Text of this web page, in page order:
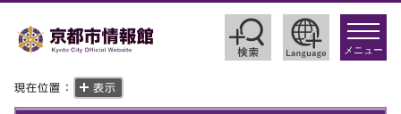
toggle
メニュー
現在位置： 表示